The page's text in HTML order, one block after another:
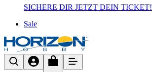
SICHERE DIR JETZT DEIN TICKET!
Sale